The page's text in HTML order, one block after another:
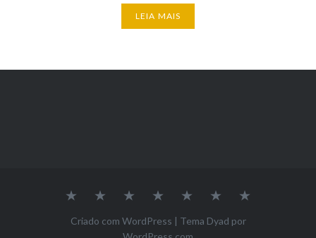
LEIA MAIS
Inicio
Graduação
Nossa PesquisaProjeto
Extensão
Editais
Criado com WordPress | Tema Dyad por